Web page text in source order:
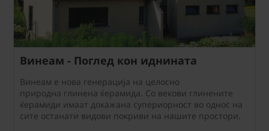
Винеам - Поглед кон иднината
Винеам е нова генерација на целосно
природна глинена ќерамида. Со векови глинените
ќерамиди имаат докажана супериорност во однос на
сите останати видови покриви на нашите простори.